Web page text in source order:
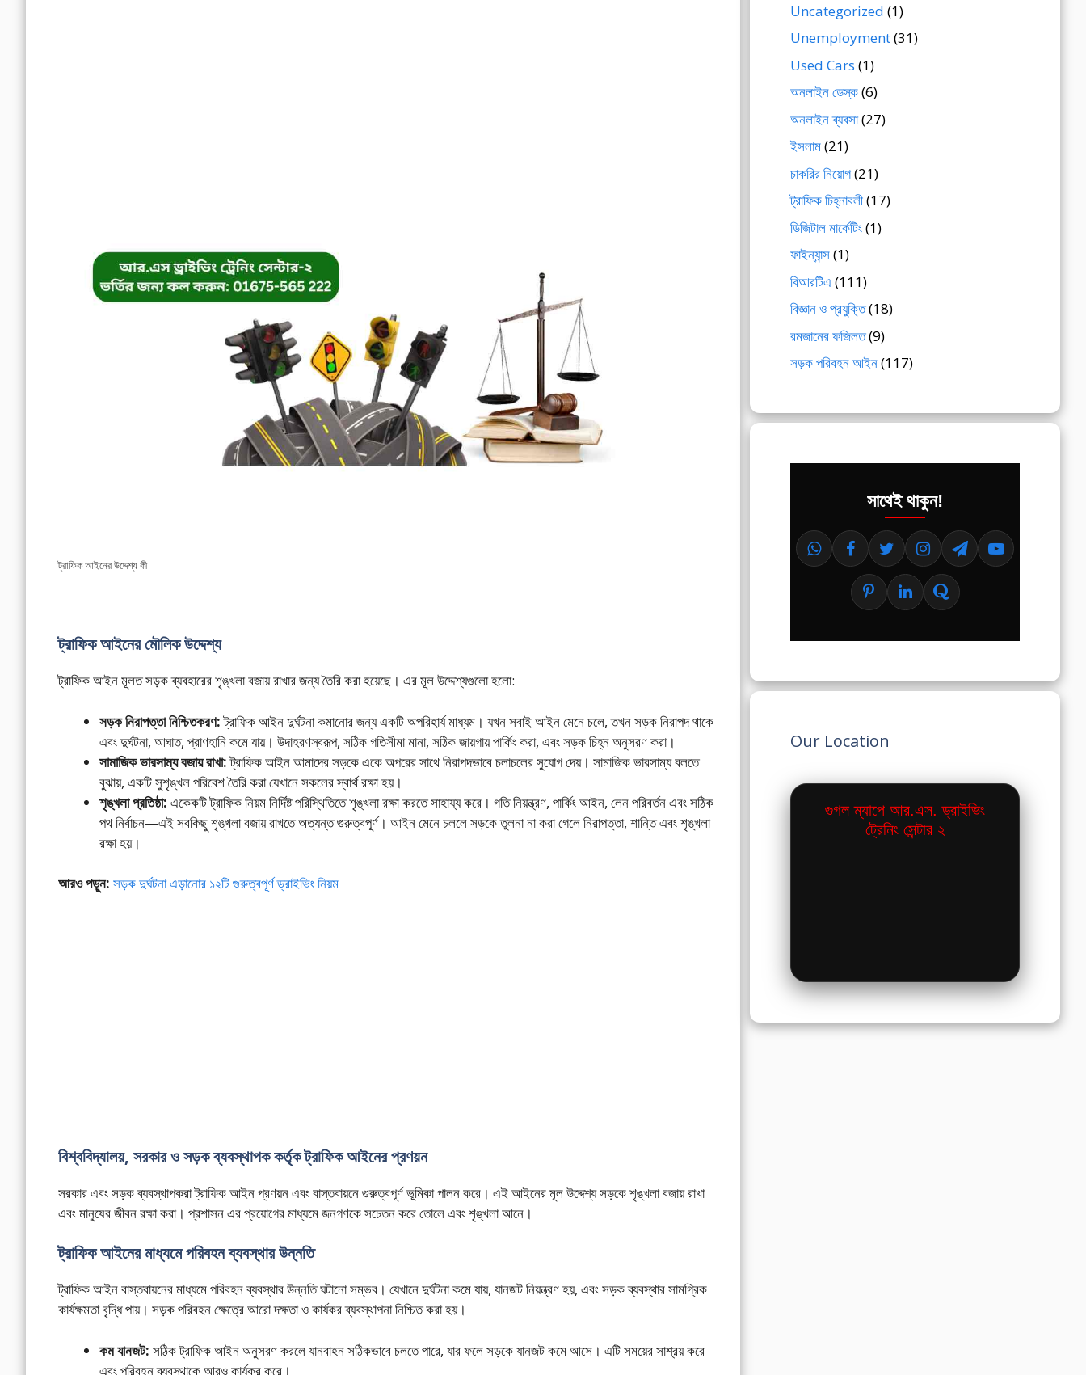
ট্রাফিক আইনের উদ্দেশ্য কী
ট্রাফিক আইনের মৌলিক উদ্দেশ্য
ট্রাফিক আইন মূলত সড়ক ব্যবহারের শৃঙ্খলা বজায় রাখার জন্য তৈরি করা হয়েছে। এর মূল উদ্দেশ্যগুলো হলো:
সড়ক নিরাপত্তা নিশ্চিতকরণ:ট্রাফিক আইন দুর্ঘটনা কমানোর জন্য একটি অপরিহার্য মাধ্যম। যখন সবাই আইন মেনে চলে, তখন সড়ক নিরাপদ থাকে
এবং দুর্ঘটনা, আঘাত, প্রাণহানি কমে যায়। উদাহরণস্বরূপ, সঠিক গতিসীমা মানা, সঠিক জায়গায় পার্কিং করা, এবং সড়ক চিহ্ন অনুসরণ করা।
সামাজিক ভারসাম্য বজায় রাখা:ট্রাফিক আইন আমাদের সড়কে একে অপরের সাথে নিরাপদভাবে চলাচলের সুযোগ দেয়। সামাজিক ভারসাম্য বলতে
বুঝায়, একটি সুশৃঙ্খল পরিবেশ তৈরি করা যেখানে সকলের স্বার্থ রক্ষা হয়।
শৃঙ্খলা প্রতিষ্ঠা: একেকটি ট্রাফিক নিয়ম নির্দিষ্ট পরিস্থিতিতে শৃঙ্খলা রক্ষা করতে সাহায্য করে। গতি নিয়ন্ত্রণ, পার্কিং আইন, লেন পরিবর্তন এবং সঠিক
পথ নির্বাচন—এই সবকিছু শৃঙ্খলা বজায় রাখতে অত্যন্ত গুরুত্বপূর্ণ। আইন মেনে চললে সড়কে তুলনা না করা গেলে নিরাপত্তা, শান্তি এবং শৃঙ্খলা
রক্ষা হয়।
আরও পড়ুন: সড়ক দুর্ঘটনা এড়ানোর ১২টি গুরুত্বপূর্ণ ড্রাইভিং নিয়ম
বিশ্ববিদ্যালয়, সরকার ও সড়ক ব্যবস্থাপক কর্তৃক ট্রাফিক আইনের প্রণয়ন
সরকার এবং সড়ক ব্যবস্থাপকরা ট্রাফিক আইন প্রণয়ন এবং বাস্তবায়নে গুরুত্বপূর্ণ ভূমিকা পালন করে। এই আইনের মূল উদ্দেশ্য সড়কে শৃঙ্খলা বজায় রাখা
এবং মানুষের জীবন রক্ষা করা। প্রশাসন এর প্রয়োগের মাধ্যমে জনগণকে সচেতন করে তোলে এবং শৃঙ্খলা আনে।
ট্রাফিক আইনের মাধ্যমে পরিবহন ব্যবস্থার উন্নতি
ট্রাফিক আইন বাস্তবায়নের মাধ্যমে পরিবহন ব্যবস্থার উন্নতি ঘটানো সম্ভব। যেখানে দুর্ঘটনা কমে যায়, যানজট নিয়ন্ত্রণ হয়, এবং সড়ক ব্যবস্থার সামগ্রিক
কার্যক্ষমতা বৃদ্ধি পায়। সড়ক পরিবহন ক্ষেত্রে আরো দক্ষতা ও কার্যকর ব্যবস্থাপনা নিশ্চিত করা হয়।
কম যানজট: সঠিক ট্রাফিক আইন অনুসরণ করলে যানবাহন সঠিকভাবে চলতে পারে, যার ফলে সড়কে যানজট কমে আসে। এটি সময়ের সাশ্রয় করে
এবং পরিবহন ব্যবস্থাকে আরও কার্যকর করে।
Uncategorized (1)
Unemployment(31)
Used Cars (1)
অনলাইন ডেস্ক(6)
অনলাইন ব্যবসা(27)
ইসলাম(21)
চাকরির নিয়োগ(21)
ট্রাফিক চিহ্নাবলী(17)
ডিজিটাল মার্কেটিং(1)
ফাইন্যান্স(1)
বিআরটিএ (111)
বিজ্ঞান ও প্রযুক্তি(18)
রমজানের ফজিলত(9)
সড়ক পরিবহন আইন(117)
সাথেই থাকুন!
Our Location
গুগল ম্যাপে আর.এস. ড্রাইভিং
ট্রেনিং সেন্টার ২